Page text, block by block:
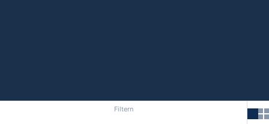
Filtern